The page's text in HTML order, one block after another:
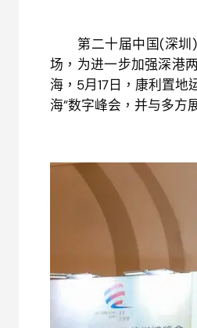
第二十届中国(深圳)
场，为进一步加强深港
海，5月17日，康利置地
海”数字峰会，并与多方